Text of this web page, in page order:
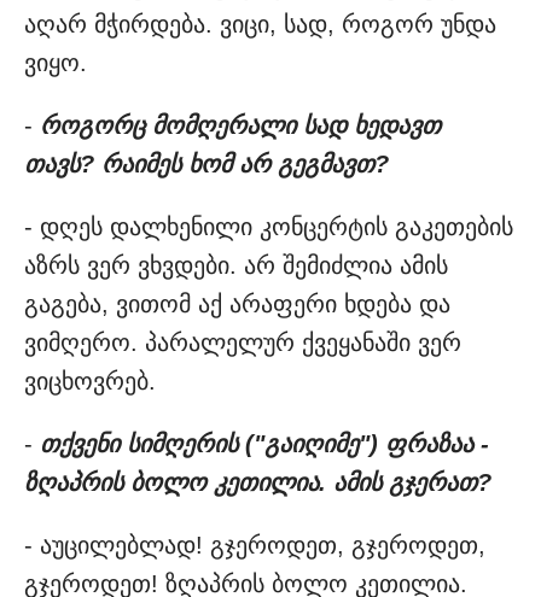
აღარ მჭირდება. ვიცი, სად, როგორ უნდა
ვიყო.
- როგორც მომღერალი სად ხედავთ
თავს? რაიმეს ხომ არ გეგმავთ?
- დღეს დალხენილი კონცერტის გაკეთების
აზრს ვერ ვხვდები. არ შემიძლია ამის
გაგება, ვითომ აქ არაფერი ხდება და
ვიმღერო. პარალელურ ქვეყანაში ვერ
ვიცხოვრებ.
- თქვენი სიმღერის ("გაიღიმე") ფრაზაა -
ზღაპრის ბოლო კეთილია. ამის გჯერათ?
- აუცილებლად! გჯეროდეთ, გჯეროდეთ,
გჯეროდეთ! ზღაპრის ბოლო კეთილია.